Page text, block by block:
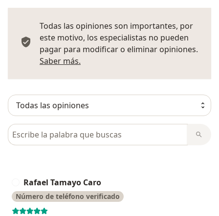
Todas las opiniones son importantes, por
este motivo, los especialistas no pueden
pagar para modificar o eliminar opiniones.
Saber más.
Busca en opiniones
Rafael Tamayo Caro
Número de teléfono verificado